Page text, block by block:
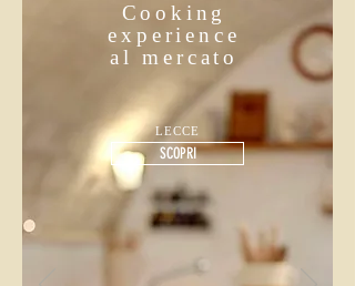
Cooking
experience
al mercato
LECCE
SCOPRI